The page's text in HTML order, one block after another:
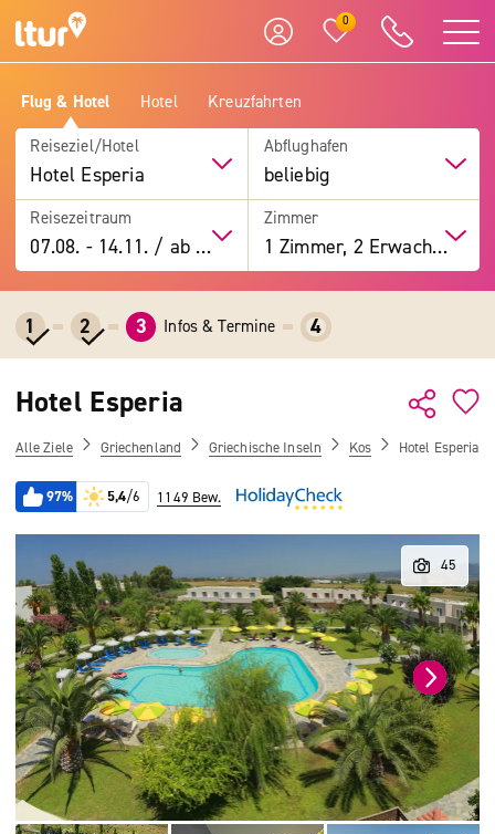
0
Flug & Hotel Hotel Kreuzfahrten
Reiseziel/Hotel
Hotel Esperia
Abflughafen
beliebig
Reisezeitraum
07.08. -14.11. / ab 7 Tage
Zimmer
1 Zimmer, 2 Erwachsene
1 2 3 Infos & Termine 4
Hotel Esperia
Alle Ziele Griechenland Griechische Inseln Kos Hotel Esperia
97% 5,4/6 1149 Bew.